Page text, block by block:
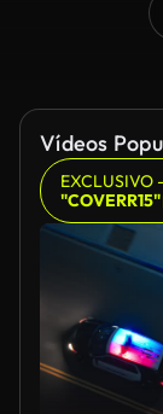
Vídeos
EXCLUSIVO
"COVERR15"